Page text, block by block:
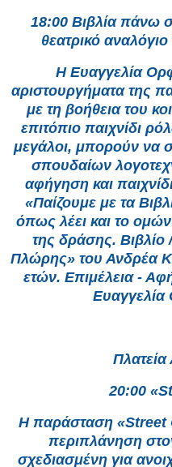
18:00 Βιβλία πάνω
θεατρικό
Η Ευαγγελία
αριστουργήματα της
με τη βοήθεια του
επιτόπιο παιχνίδι
μεγάλοι, μπορούν να
σπουδαίων
αφήγηση και
«Παίζουμε με τα
όπως λέει και το
της δράσης.
Πλώρης» του Ανδρέα
ετών. Επιμέλεια -
Πλατεία
20:00
Η παράσταση «Street
περιπλάνηση
σχεδιασμένη για